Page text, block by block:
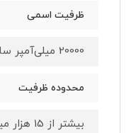
ظرفیت اسمی
20000 میلی‌آمپر ساعت
محدوده ظرفیت
بیشتر از 15 هزار میلی‌آمپر‌ساعت